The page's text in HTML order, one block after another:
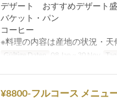
デザート おすすめデザート
バケット・パン
コーヒー
※料理の内容は産地の状況・天
Gültige Daten 08 Jan ~ 30 Nov
¥8800-フルコース メニュ